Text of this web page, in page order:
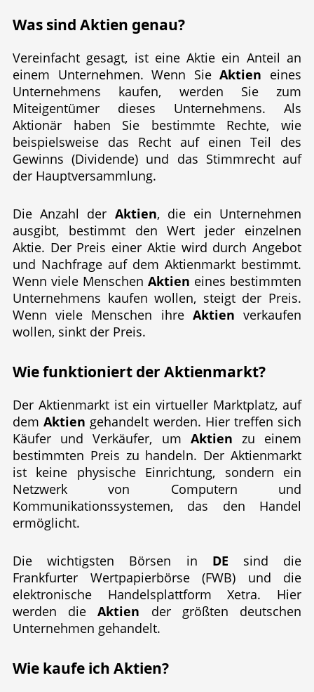
Was sind Aktien genau?
Vereinfacht gesagt, ist eine Aktie ein Anteil an
einem Unternehmen. Wenn SieAktien eines
Unternehmens kaufen, werden Sie zum
Miteigentümer dieses Unternehmens. Als
Aktionär haben Sie bestimmte Rechte, wie
beispielsweise das Recht auf einen Teil des
Gewinns (Dividende) und das Stimmrecht auf
der Hauptversammlung.
Die Anzahl der Aktien, die ein Unternehmen
ausgibt, bestimmt den Wert jeder einzelnen
Aktie. Der Preis einer Aktie wird durch Angebot
und Nachfrage auf dem Aktienmarkt bestimmt.
Wenn viele Menschen Aktien eines bestimmten
Unternehmens kaufen wollen, steigt der Preis.
Wenn viele Menschen ihre Aktien verkaufen
wollen, sinkt der Preis.
Wie funktioniert der Aktienmarkt?
Der Aktienmarkt ist ein virtueller Marktplatz, auf
demAktien gehandelt werden. Hier treffen sich
Käufer und Verkäufer, um Aktien zu einem
bestimmten Preis zu handeln. Der Aktienmarkt
ist keine physische Einrichtung, sondern ein
Netzwerk von Computern und
Kommunikationssystemen, das den Handel
ermöglicht.
Die wichtigsten Börsen in DE sind die
Frankfurter Wertpapierbörse (FWB) und die
elektronische Handelsplattform Xetra. Hier
werden dieAktien der größten deutschen
Unternehmen gehandelt.
Wie kaufe ich Aktien?